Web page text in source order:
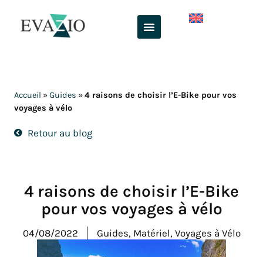
contenu
Accueil »Guides »4 raisons de choisir l’E-Bike pour vos
voyages à vélo
Retour au blog
4 raisons de choisir l’E-Bike
pour vos voyages à vélo
04/08/2022 Guides, Matériel, Voyages à Vélo